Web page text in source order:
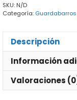
SKU: N/D
Categoría: Guardabarros
Descripción
Información
Valoraciones